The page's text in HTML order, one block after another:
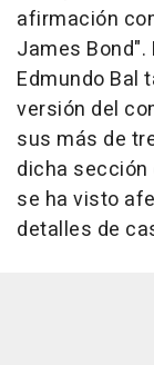
afirmación
James Bond".
Edmundo Bal
versión del
sus más de
dicha sección
se ha visto
detalles de